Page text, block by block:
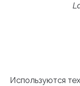
Используются